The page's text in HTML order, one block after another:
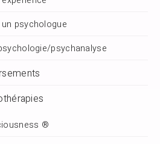
psychologue
psychanalyse
®